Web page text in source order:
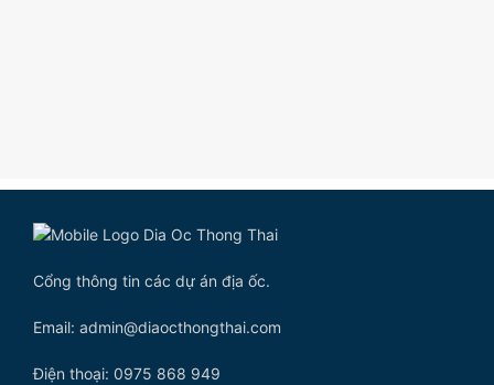
Cổng thông tin các dự án địa ốc.
Email: admin@diaocthongthai.com
Điện thoại: 0975 868 949